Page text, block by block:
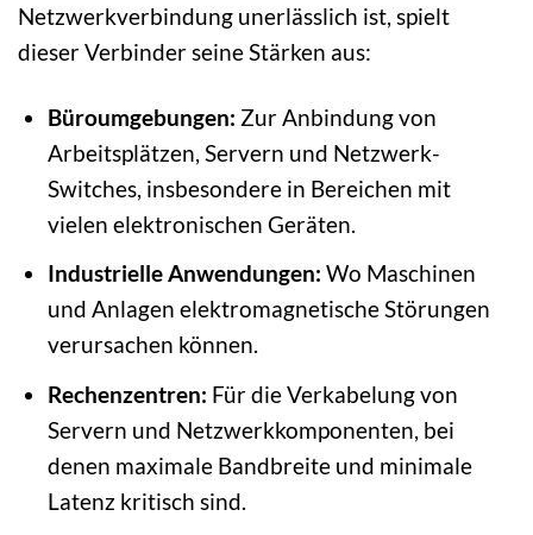
Netzwerkverbindung unerlässlich ist, spielt
dieser Verbinder seine Stärken aus:
Büroumgebungen: Zur Anbindung von
Arbeitsplätzen, Servern und Netzwerk-
Switches, insbesondere in Bereichen mit
vielen elektronischen Geräten.
Industrielle Anwendungen: Wo Maschinen
und Anlagen elektromagnetische Störungen
verursachen können.
Rechenzentren: Für die Verkabelung von
Servern und Netzwerkkomponenten, bei
denen maximale Bandbreite und minimale
Latenz kritisch sind.